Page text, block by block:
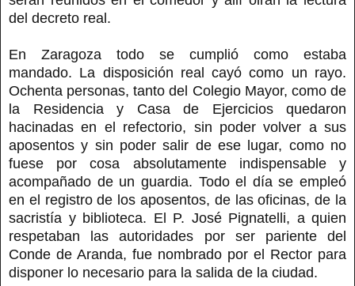
del decreto real.
En Zaragoza todo se cumplió como estaba
mandado. La disposición real cayó como un rayo.
Ochenta personas, tanto del Colegio Mayor, como de
la Residencia y Casa de Ejercicios quedaron
hacinadas en el refectorio, sin poder volver a sus
aposentos y sin poder salir de ese lugar, como no
fuese por cosa absolutamente indispensable y
acompañado de un guardia. Todo el día se empleó
en el registro de los aposentos, de las oficinas, de la
sacristía y biblioteca. El P. José Pignatelli, a quien
respetaban las autoridades por ser pariente del
Conde de Aranda, fue nombrado por el Rector para
disponer lo necesario para la salida de la ciudad.